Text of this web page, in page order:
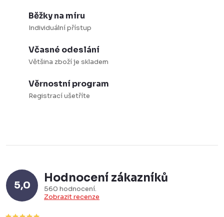
Běžky na míru
Individuální přístup
Včasné odeslání
Většina zboží je skladem
Věrnostní program
Registrací ušetříte
5,0
Hodnocení zákazníků
560 hodnocení
Zobrazit recenze